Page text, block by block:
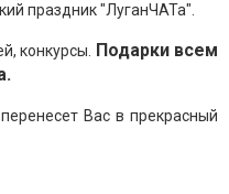
праздник "ЛуганЧАТа".
конкурсы. Подарки всем
Вас в прекрасный